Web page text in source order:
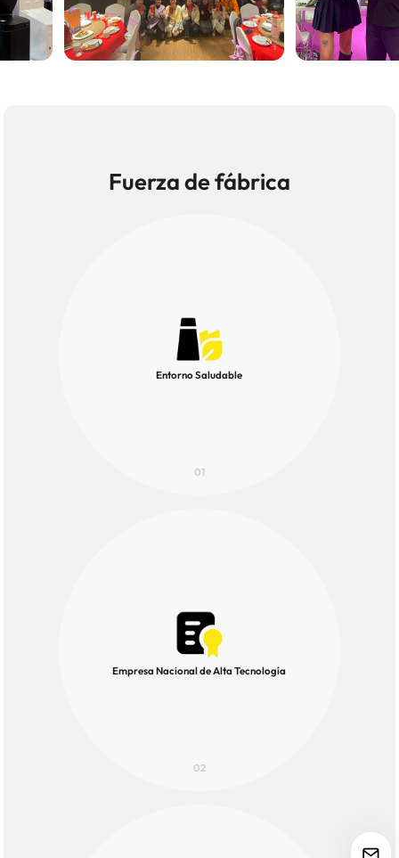
Fuerza de fábrica
Entorno Saludable
01
Empresa Nacional de Alta Tecnología
02